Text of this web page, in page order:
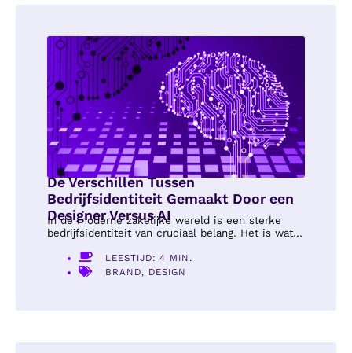
De Verschillen Tussen
Bedrijfsidentiteit Gemaakt Door een
Designer Versus AI
In de moderne zakelijke wereld is een sterke
bedrijfsidentiteit van cruciaal belang. Het is wat...
LEESTIJD: 4 MIN.
BRAND, DESIGN